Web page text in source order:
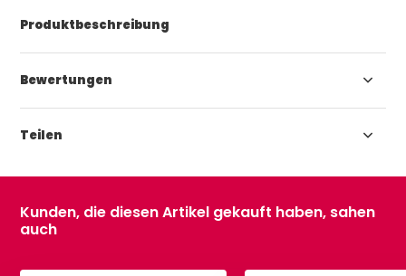
Produktbeschreibung
Bewertungen
Teilen
Kunden, die diesen Artikel gekauft haben, sahen
auch